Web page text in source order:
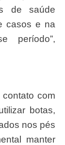
de saúde
casos e na
período”,
botas,
nos pés
manter